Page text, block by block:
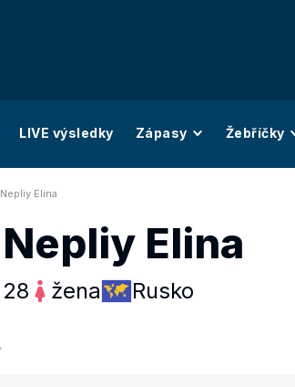
LIVE výsledky Zápasy Žebříčky
Nepliy Elina
Nepliy Elina
28 žena Rusko